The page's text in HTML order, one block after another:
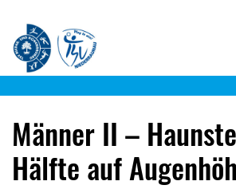
Männer II –
Hälfte auf